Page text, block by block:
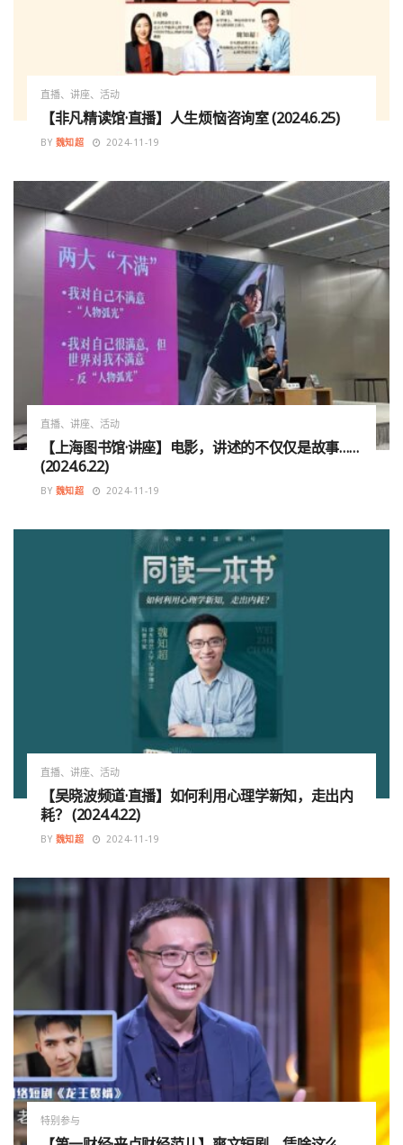
直播、讲座、活动
【非凡精读馆·直播】人生烦恼咨询室 (2024.6.25)
BY 魏知超 2024-11-19
直播、讲座、活动
【上海图书馆·讲座】电影，讲述的不仅仅是故事……
(2024.6.22)
BY 魏知超 2024-11-19
直播、讲座、活动
【吴晓波频道·直播】如何利用心理学新知，走出内
耗？ (2024.4.22)
BY 魏知超 2024-11-19
特别参与